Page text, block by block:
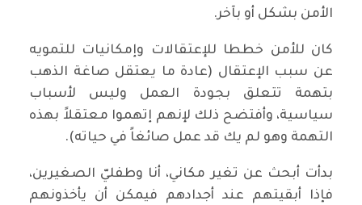
الأمن بشكل أو بآخر.
كان للأمن خططا للإعتقالات وإمكانيات للتمويه
عن سبب الإعتقال (عادة ما يعتقل صاغة الذهب
بتهمة تتعلق بجودة العمل وليس لأسباب
سياسية، وأفتضح ذلك لإنهم إتهموا معتقلاً بهذه
التهمة وهو لم يك قد عمل صائغاً في حياته).
بدأت أبحث عن تغير مكاني، أنا وطفليّ الصغيرين،
فإذا أبقيتهم عند أجدادهم فيمكن أن يأخذونهم